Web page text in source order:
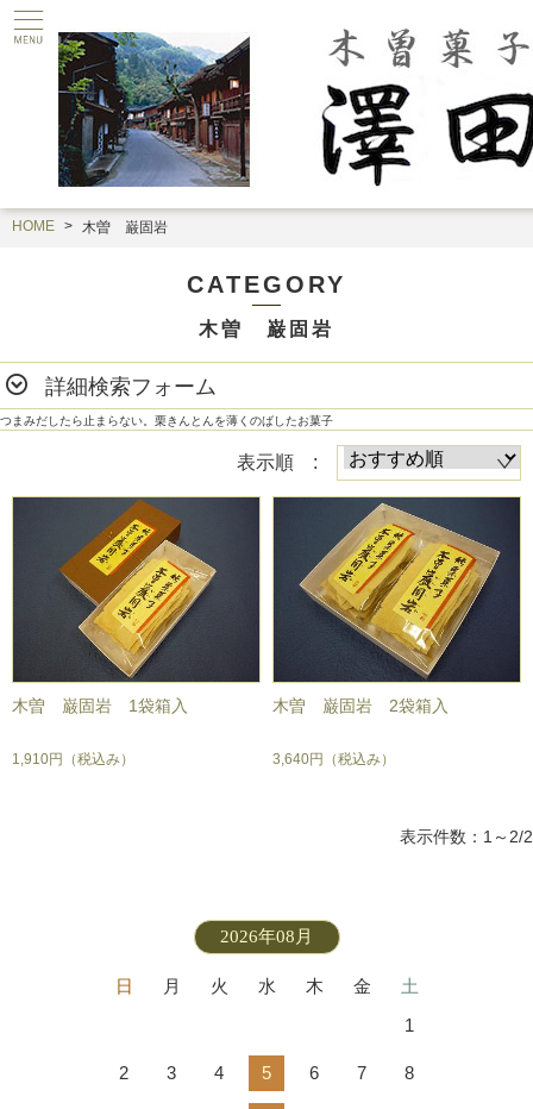
HOME 木曽 巌固岩
CATEGORY
木曽 巌固岩
詳細検索フォーム
つまみだしたら止まらない。栗きんとんを薄くのばしたお菓子
表示順 :
木曽 巌固岩 1袋箱入
1,910円 （税込み）
木曽 巌固岩 2袋箱入
3,640円 （税込み）
表示件数：1～2/2
2026年08月
日 月 火 水 木 金
土
1
2 3 4 5 6 7 8